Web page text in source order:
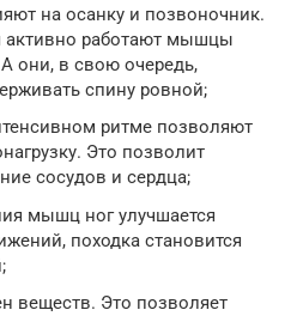
на осанку и позвоночник.
активно работают мышцы
они, в свою очередь,
спину ровной;
ритме позволяют
Это позволит
сосудов и сердца;
мышц ног улучшается
походка становится
веществ. Это позволяет